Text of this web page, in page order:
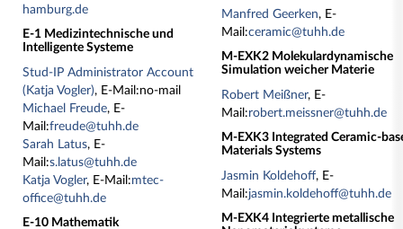
hamburg.de
E-1 Medizintechnische und
Intelligente Systeme
Stud-IP Administrator Account
(Katja Vogler), E-Mail:no-mail
Michael Freude, E-
Mail:freude@tuhh.de
Sarah Latus, E-
Mail:s.latus@tuhh.de
Katja Vogler, E-Mail:mtec-
office@tuhh.de
E-10 Mathematik
Manfred Geerken, E-
Mail:ceramic@tuhh.de
M-EXK2 Molekulardynamische
Simulation weicher Materie
Robert Meißner, E-
Mail:robert.meissner@tuhh.de
M-EXK3 Integrated Ceramic-
Materials Systems
Jasmin Koldehoff, E-
Mail:jasmin.koldehoff@tuhh.de
M-EXK4 Integrierte metallische